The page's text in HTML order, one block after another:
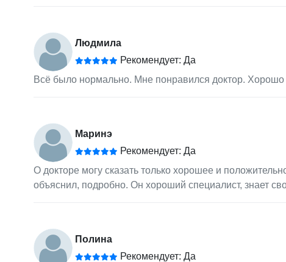
Людмила
Рекомендует: Да
Всё было нормально. Мне понравился доктор.
Маринэ
Рекомендует: Да
О докторе могу сказать только хорошее и
объяснил, подробно. Он хороший специалист, знает
Полина
Рекомендует: Да